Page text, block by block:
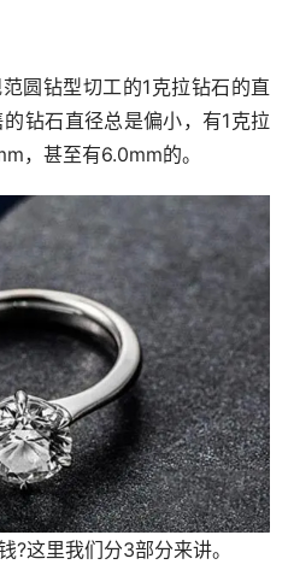
圆钻型切工的1克拉钻石的直
钻石直径总是偏小，有1克拉
，甚至有6.0mm的。
?这里我们分3部分来讲。